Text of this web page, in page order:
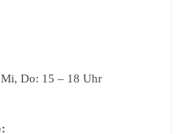
Do: 15 – 18 Uhr